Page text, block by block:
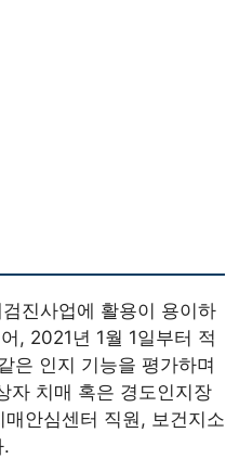
진사업에 활용이 용이하
, 2021년 1월 1일부터 적
은 인지 기능을 평가하며
자 치매 혹은 경도인지장
안심센터 직원, 보건지소
.